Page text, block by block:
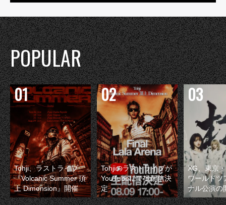
POPULAR
Tohji、ラストライブ
『Volcanic Summer 頂
上 Dimension』開催
Tohjiのラストライブが
YouTubeにて生配信決
定
XG、東京
ワールドツ
ナル公演の